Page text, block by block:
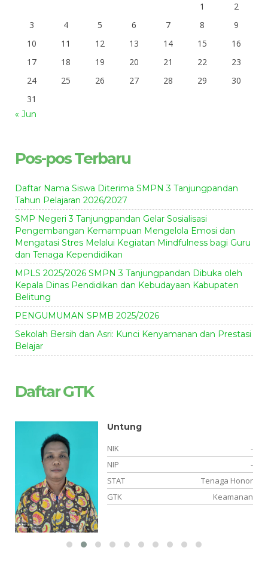
1
2
3
4 5 6 7 8
9
10
11 12 13 14 15
16
17
18 19 20 21 22
23
24
25 26 27 28 29
30
31
« Jun
Pos-pos Terbaru
Daftar Nama Siswa Diterima SMPN 3 Tanjungpandan
Tahun Pelajaran 2026/2027
SMP Negeri 3 Tanjungpandan Gelar Sosialisasi
Pengembangan Kemampuan Mengelola Emosi dan
Mengatasi Stres Melalui Kegiatan Mindfulness bagi Guru
dan Tenaga Kependidikan
MPLS 2025/2026 SMPN 3 Tanjungpandan Dibuka oleh
Kepala Dinas Pendidikan dan Kebudayaan Kabupaten
Belitung
PENGUMUMAN SPMB 2025/2026
Sekolah Bersih dan Asri: Kunci Kenyamanan dan Prestasi
Belajar
Daftar GTK
Untung
NIK
-
NIP
-
STAT
Tenaga Honor
GTK
Keamanan